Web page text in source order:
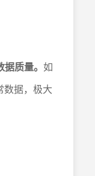
质量。 如
数据，极大